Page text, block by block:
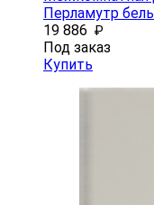
Перламутр
19 886 ₽
Под заказ
Купить